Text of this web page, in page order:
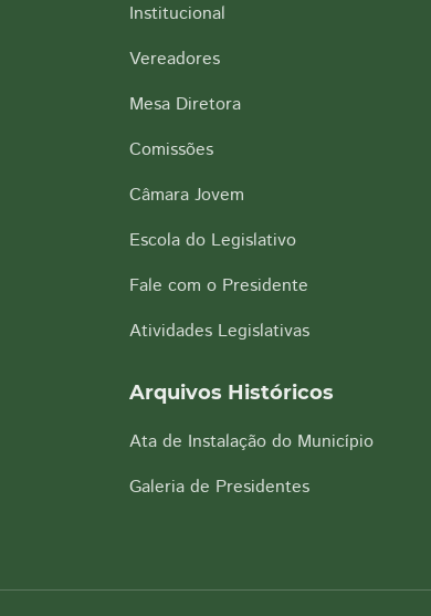
Institucional
Vereadores
Mesa Diretora
Comissões
Câmara Jovem
Escola do Legislativo
Fale com o Presidente
Atividades Legislativas
Arquivos Históricos
Ata de Instalação do Município
Galeria de Presidentes